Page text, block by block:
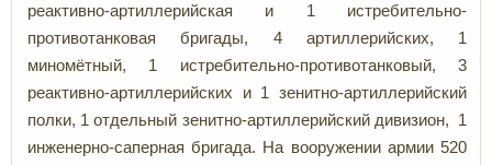
реактивно-артиллерийская и 1 истребительно-
противотанковая бригады, 4 артиллерийских, 1
миномётный, 1 истребительно-противотанковый, 3
реактивно-артиллерийских и 1 зенитно-артиллерийский
полки, 1 отдельный зенитно-артиллерийский дивизион, 1
инженерно-саперная бригада. На вооружении армии 520